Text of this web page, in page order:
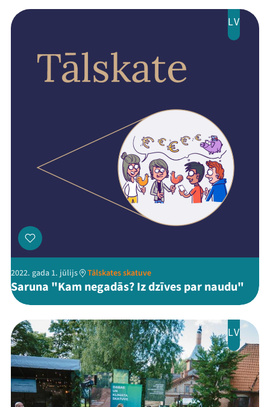
LV
2022. gada 1. jūlijs Tālskates skatuve
Saruna "Kam negadās? Iz dzīves par naudu"
LV